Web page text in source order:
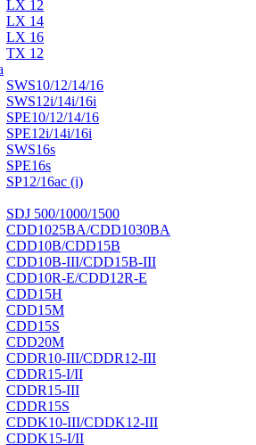
LX 12
LX 14
LX 16
TX 12
SWS10/12/14/16
SWS12i/14i/16i
SPE10/12/14/16
SPE12i/14i/16i
SWS16s
SPE16s
SP12/16ac (i)
SDJ 500/1000/1500
CDD1025BA/CDD1030BA
CDD10B/CDD15B
CDD10B-III/CDD15B-III
CDD10R-E/CDD12R-E
CDD15H
CDD15M
CDD15S
CDD20M
CDDR10-III/CDDR12-III
CDDR15-I/II
CDDR15-III
CDDR15S
CDDK10-III/CDDK12-III
CDDK15-I/II